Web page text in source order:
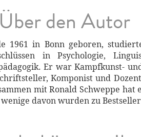
Über den Autor
1961 in Bonn geboren,
in Psychologie,
Er war Kampfkunst-
Komponist und
mit Ronald Schweppe hat
davon wurden zu